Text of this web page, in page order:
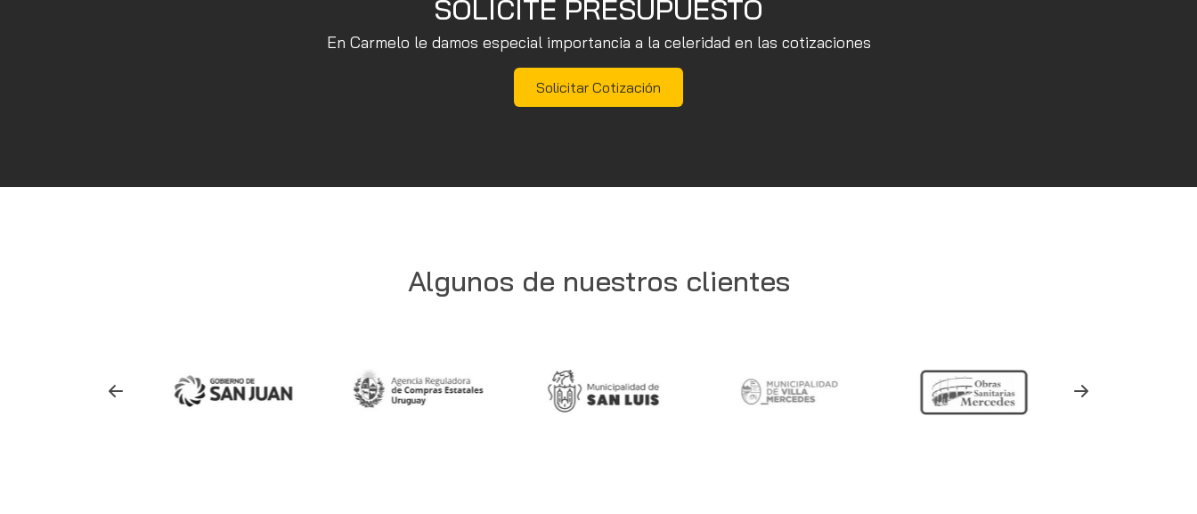
SOLICITE PRESUPUESTO
En Carmelo le damos especial importancia a la celeridad en las cotizaciones
Solicitar Cotización
Algunos de nuestros clientes